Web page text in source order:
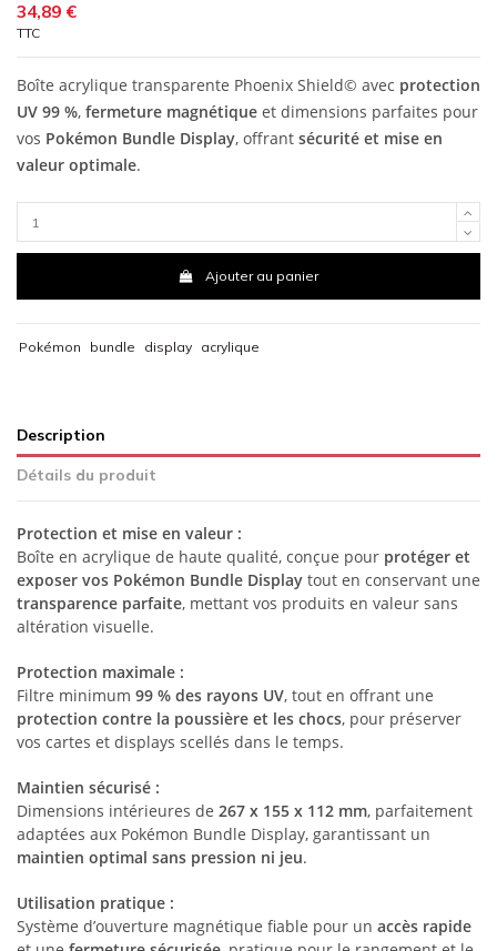
34,89 €
TTC
Boîte acrylique transparente Phoenix Shield© avec protection
UV 99 %, fermeture magnétique et dimensions parfaites pour
vos Pokémon Bundle Display, offrant sécurité et mise en
valeur optimale.
Ajouter au panier
Pokémon bundle display acrylique
Description
Détails du produit
Protection et mise en valeur :
Boîte en acrylique de haute qualité, conçue pour protéger et
exposer vos Pokémon Bundle Display tout en conservant une
transparence parfaite, mettant vos produits en valeur sans
altération visuelle.
Protection maximale :
Filtre minimum 99 % des rayons UV, tout en offrant une
protection contre la poussière et les chocs, pour préserver
vos cartes et displays scellés dans le temps.
Maintien sécurisé :
Dimensions intérieures de 267 x 155 x 112 mm, parfaitement
adaptées aux Pokémon Bundle Display, garantissant un
maintien optimal sans pression ni jeu.
Utilisation pratique :
Système d’ouverture magnétique fiable pour un accès rapide